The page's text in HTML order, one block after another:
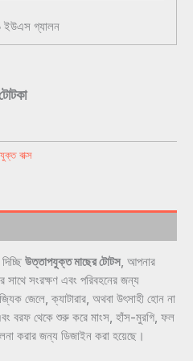
ইউএস গ্যালন
বাক্স
উত্তাপযুক্ত মাছের টোটস, আপনার
সাথে সংরক্ষণ এবং পরিবহনের জন্য
জেলে, ক্যাটারার, অথবা উৎসাহী হোন না
বরফ থেকে শুরু করে মাংস, হাঁস-মুরগি, ফল
করার জন্য ডিজাইন করা হয়েছে।